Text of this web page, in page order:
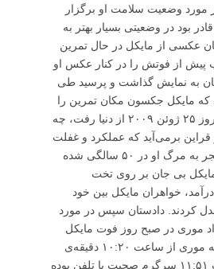
وضعیت سلامت او برگزار
بود در وضعیتی بسیار بهتر به
عکسی از مایکل در حال تمرین
از فوتش را در کنار عکس او
به نمایش گذاشت و پرسید طی
که مایکل جکسون مکان تمرین را
ترک کرد تا وقتی در روز ۲۵ ژوئن ۲۰۰۹ از دنیا رفت، چه
برمی‌آید که عملکرد و غفلت
پزشک شخصی او منجر به مرگ او در ۵۰ سالگی شده
بی جان بر روی تخت
خواهران مایکل بین خود
کردند. دادستان سپس در مورد
موری در صبح روز فوت مایکل
صحبت کرد و گفت که موری از ساعت ۱۰:۲۰ دقیقه‌ی
صبح آن روز تا ساعت ۱۱:۵۱ سرگرم صحبت با تلفن بوده